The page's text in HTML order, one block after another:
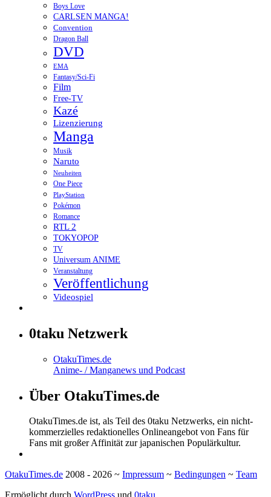
Boys Love
CARLSEN MANGA!
Convention
Dragon Ball
DVD
EMA
Fantasy/Sci-Fi
Film
Free-TV
Kazé
Lizenzierung
Manga
Musik
Naruto
Neuheiten
One Piece
PlayStation
Pokémon
Romance
RTL 2
TOKYOPOP
TV
Universum ANIME
Veranstaltung
Veröffentlichung
Videospiel
0taku Netzwerk
OtakuTimes.de
Anime- / Manganews und Podcast
Über OtakuTimes.de
OtakuTimes.de ist, als Teil des 0taku Netzwerks, ein nicht-
kommerzielles redaktionelles Onlineangebot von Fans für
Fans mit großer Affinität zur japanischen Populärkultur.
OtakuTimes.de 2008 - 2026 ~ Impressum ~ Bedingungen ~ Team